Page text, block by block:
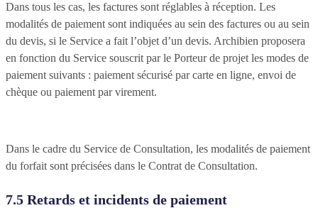
Dans tous les cas, les factures sont réglables à réception. Les
modalités de paiement sont indiquées au sein des factures ou au sein
du devis, si le Service a fait l’objet d’un devis. Archibien proposera
en fonction du Service souscrit par le Porteur de projet les modes de
paiement suivants : paiement sécurisé par carte en ligne, envoi de
chèque ou paiement par virement.
Dans le cadre du Service de Consultation, les modalités de paiement
du forfait sont précisées dans le Contrat de Consultation.
7.5 Retards et incidents de paiement